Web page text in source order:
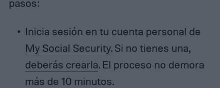
pasos:
Inicia sesión en tu cuenta personal de
My Social Security. Si no tienes una,
deberás crearla. El proceso no demora
más de 10 minutos.